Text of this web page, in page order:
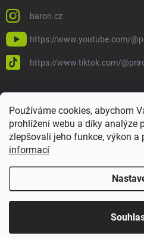
Používáme cookies, abychom
prohlížení webu a díky analýze
zlepšovali jeho funkce, výkon a
informací
baron.cz
https://www.youtube.com/
https://www.tiktok.com/
. Všechna